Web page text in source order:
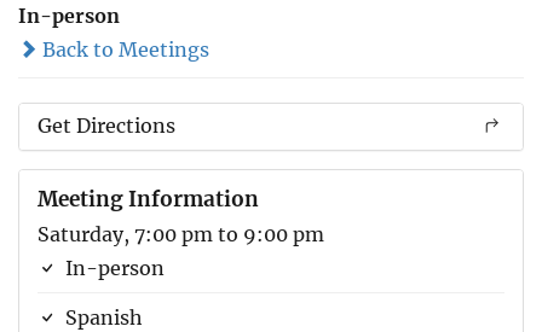
In-person
Back to Meetings
Get Directions
Meeting Information
Saturday, 7:00 pm to 9:00 pm
In-person
Spanish